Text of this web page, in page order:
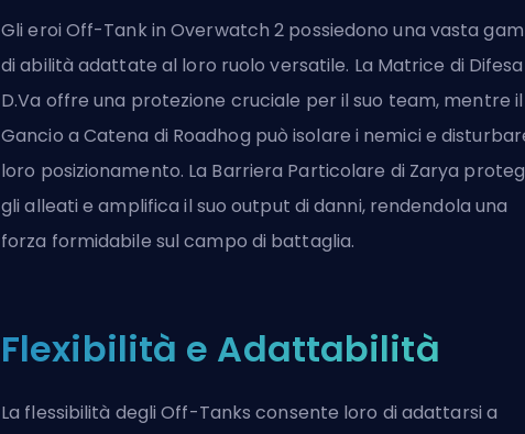
Gli eroi Off-Tank in Overwatch 2 possiedono una vasta
di abilità adattate al loro ruolo versatile. La Matrice di
D.Va offre una protezione cruciale per il suo team, mentre il
Gancio a Catena di Roadhog può isolare i nemici e
loro posizionamento. La Barriera Particolare di Zarya
gli alleati e amplifica il suo output di danni, rendendola una
forza formidabile sul campo di battaglia.
Flexibilità e Adattabilità
La flessibilità degli Off-Tanks consente loro di adattarsi a